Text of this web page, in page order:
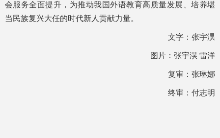
会服务全面提升，为推动我国外语教育高质量发展、培养堪
当民族复兴大任的时代新人贡献力量。
文字：张宇淏
图片：张宇淏 雷洋
复审：张琳娜
终审：付志明